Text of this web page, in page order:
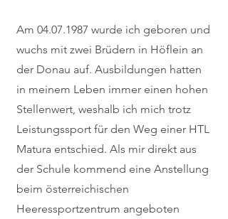
Am 04.07.1987 wurde ich geboren und
wuchs mit zwei Brüdern in Höflein an
der Donau auf. Ausbildungen hatten
in meinem Leben immer einen hohen
Stellenwert, weshalb ich mich trotz
Leistungssport für den Weg einer HTL
Matura entschied. Als mir direkt aus
der Schule kommend eine Anstellung
beim österreichischen
Heeressportzentrum angeboten